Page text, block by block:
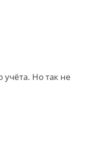
учёта. Но так не